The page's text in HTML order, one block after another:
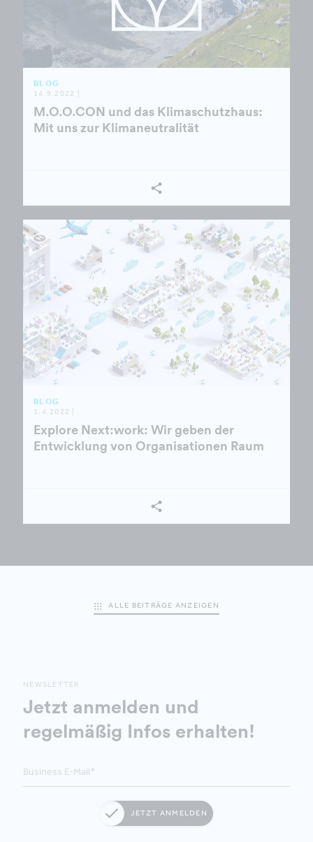
BLOG
14.9.2022 |
M.O.O.CON und das Klimaschutzhaus:
Mit uns zur Klimaneutralität
BLOG
1.4.2022 |
Explore Next:work: Wir geben der
Entwicklung von Organisationen Raum
ALLE BEITRÄGE ANZEIGEN
NEWSLETTER
Jetzt anmelden und
regelmäßig Infos erhalten!
JETZT ANMELDEN